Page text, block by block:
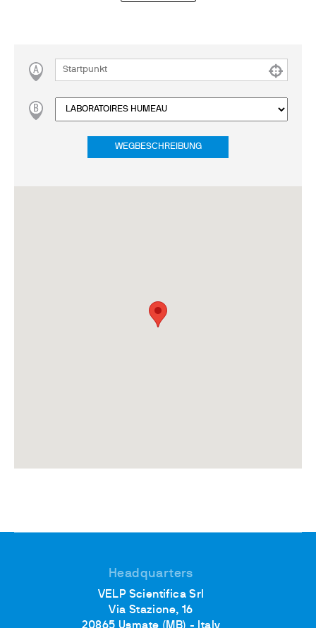
WEGBESCHREIBUNG
Headquarters
VELP Scientifica Srl
Via Stazione, 16
20865 Usmate (MB) - Italy